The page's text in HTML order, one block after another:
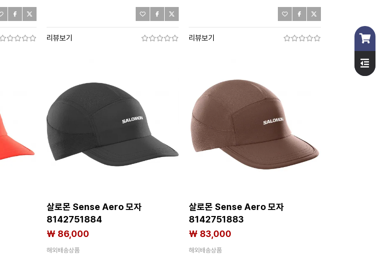
리뷰보기 리뷰보기
살로몬 Sense Aero 모자
8142751884
₩ 86,000
해외배송상품
살로몬 Sense Aero 모자
8142751883
₩ 83,000
해외배송상품